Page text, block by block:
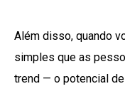
Além disso, quando
simples que as
trend — o potencial